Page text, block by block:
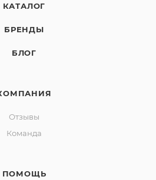
КАТАЛОГ
БРЕНДЫ
БЛОГ
Отзывы
Команда
ПОМОЩЬ